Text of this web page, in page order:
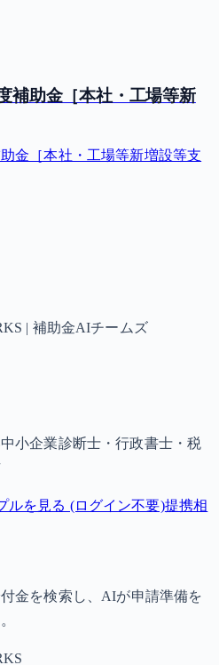
補助金［本社・工場等新
金［本社・工場等新増設等支
| 補助金AIチームズ
小企業診断士・行政書士・税
ルを見る (ログイン不要)提携相
金を検索し、AIが申請準備を